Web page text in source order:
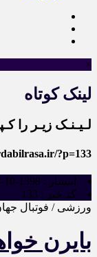
×
لینک کوتاه
لـیـنـک زیـر را
?p=133
انتشار : 1398-10-04 - 12:34
کد خبر : 133
ورزشی / فوتبال
بایرن